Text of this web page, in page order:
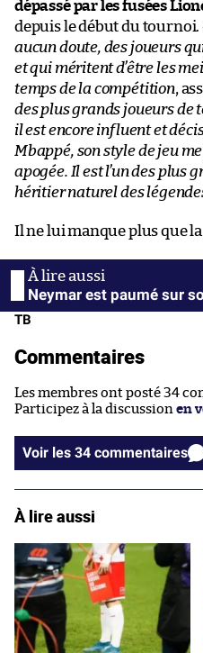
dépassé par les fusées
depuis le début du tournoi.
aucun doute, des joueurs
et qui méritent d’être les
temps de la compétition,
des plus grands joueurs de
il est encore influent et
Mbappé, son style de jeu
apogée. Il est l’un des plus
héritier naturel des
Il ne lui manque plus que
Neymar est paumé sur
TB
Commentaires
Les membres ont posté 34
Participez à la discussion en
Voir les 34 commentaires
À lire aussi